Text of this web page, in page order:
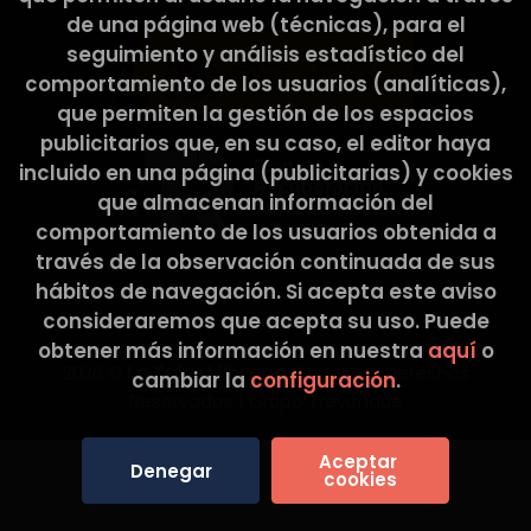
La Tribu Llibreria. Todos los Derechos
Grupo Trevenque
de una página web (técnicas), para el
seguimiento y análisis estadístico del
comportamiento de los usuarios (analíticas),
que permiten la gestión de los espacios
publicitarios que, en su caso, el editor haya
incluido en una página (publicitarias) y cookies
que almacenan información del
comportamiento de los usuarios obtenida a
través de la observación continuada de sus
hábitos de navegación. Si acepta este aviso
consideraremos que acepta su uso. Puede
obtener más información en nuestra aquí o
cambiar la configuración.
Denegar Aceptar
cookies